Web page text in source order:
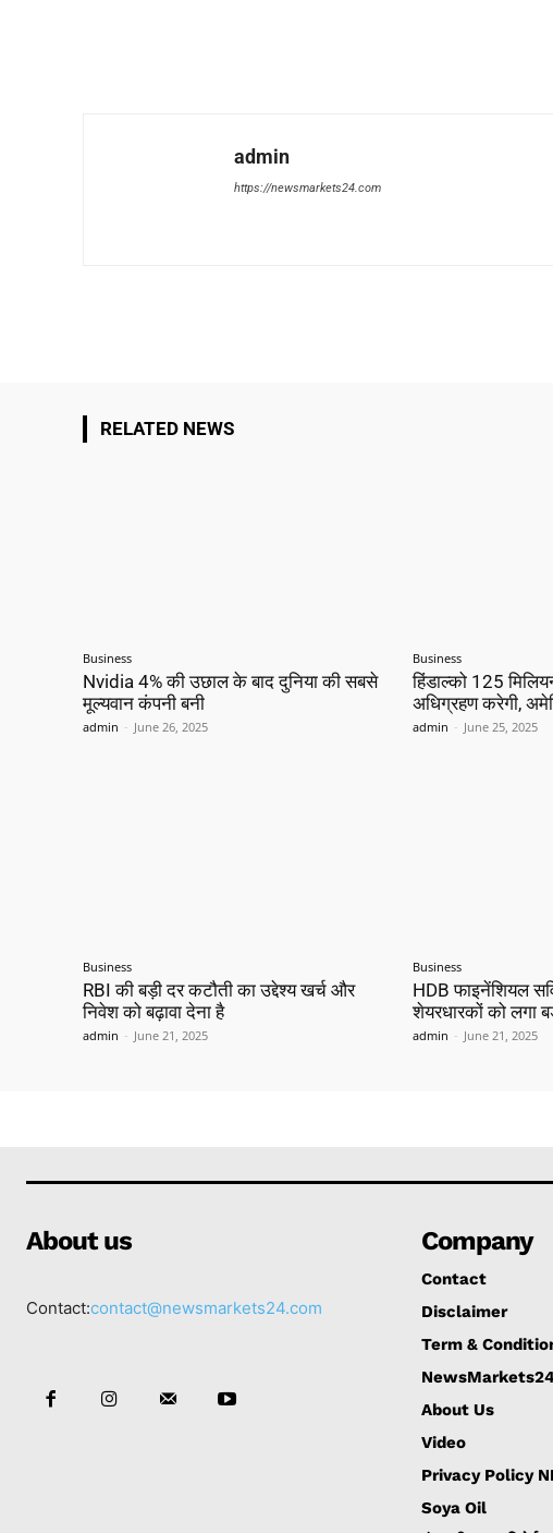
admin
https://newsmarkets24.com
RELATED NEWS
Business
Nvidia 4% की उछाल के बाद दुनिया की सबसे
मूल्यवान कंपनी बनी
admin - June 26, 2025
Business
हिंडाल्को 125
अधिग्रहण करेगी,
admin - June 25, 2025
Business
RBI की बड़ी दर कटौती का उद्देश्य खर्च और
निवेश को बढ़ावा देना है
admin - June 21, 2025
Business
HDB फाइनेंशियल
शेयरधारकों को लगा
admin - June 21, 2025
About us
Contact:contact@newsmarkets24.com
Company
Contact
Disclaimer
Term &
About Us
Video
Privacy Policy
Soya Oil